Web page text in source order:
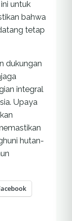
untuk
bahwa
tetap
dukungan
integral
Upaya
hutan-